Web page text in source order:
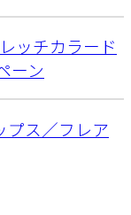
ッチカラード
ーン
プス／フレア